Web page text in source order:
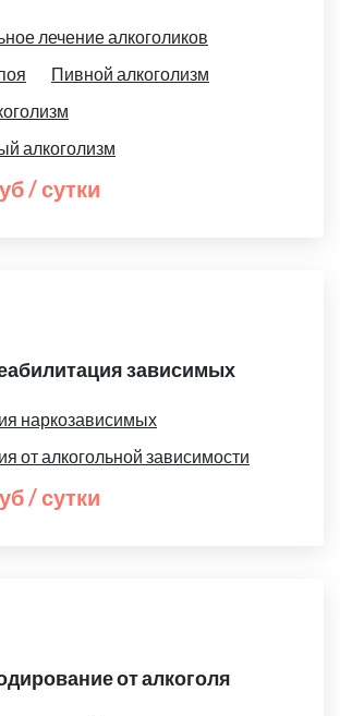
лечение алкоголиков
Пивной алкоголизм
алкоголизм
/ сутки
зависимых
наркозависимых
от алкогольной зависимости
/ сутки
от алкоголя